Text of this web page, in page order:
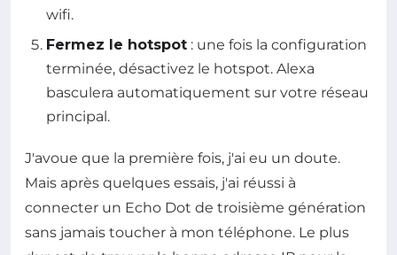
wifi.
Fermez le hotspot : une fois la configuration
terminée, désactivez le hotspot. Alexa
basculera automatiquement sur votre réseau
principal.
J'avoue que la première fois, j'ai eu un doute.
Mais après quelques essais, j'ai réussi à
connecter un Echo Dot de troisième génération
sans jamais toucher à mon téléphone. Le plus